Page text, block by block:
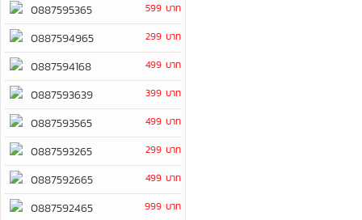
0887595365 599 บาท
0887594965 299 บาท
0887594168 499 บาท
0887593639 399 บาท
0887593565 499 บาท
0887593265 299 บาท
0887592665 499 บาท
0887592465 999 บาท